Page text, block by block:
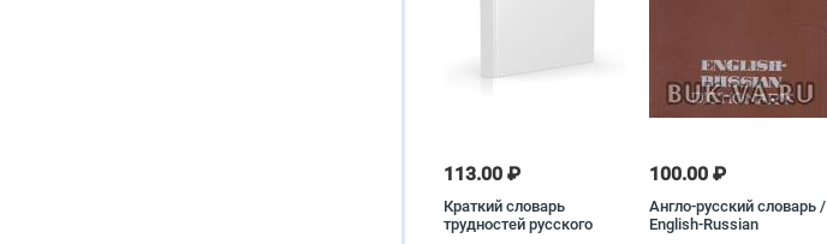
113.00 ₽
Краткий словарь
трудностей русского
100.00 ₽
Англо-русский словарь /
English-Russian